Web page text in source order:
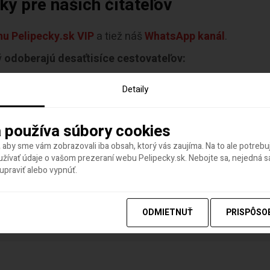
pre našich čitateľov
Pelipecky.sk VIP a tiež nášWhatsApp kanál.
odoberajú desaťtisíce cestovateľov:
do zahraničia a cashback u obľúbených
zo Slovak Lines - bezplatná Wi-Fi,
24-krát denne.
Detaily
súbory cookies
sme vám zobrazovali iba obsah, ktorý vás zaujíma. Na to ale
údaje o vašom prezeraní webu Pelipecky.sk. Nebojte sa, nejedná
alebo vypnúť.
ODMIETNUŤ